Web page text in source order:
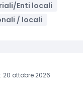
Enti locali
/ locali
20 ottobre 2026